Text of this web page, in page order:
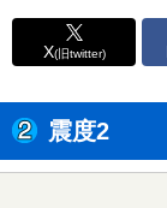
X(旧twitter)
震度2